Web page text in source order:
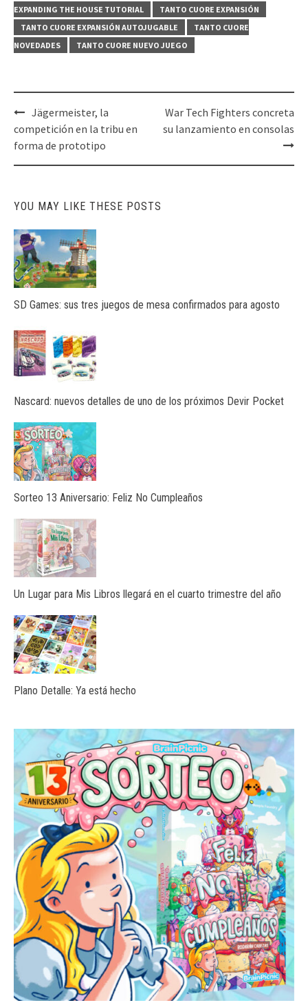
EXPANDING THE HOUSE TUTORIAL
TANTO CUORE EXPANSIÓN
TANTO CUORE EXPANSIÓN AUTOJUGABLE
TANTO CUORE
NOVEDADES
TANTO CUORE NUEVO JUEGO
Post
navigation
Jägermeister, la
competición en la tribu en
forma de prototipo
War Tech Fighters concreta
su lanzamiento en consolas
YOU MAY LIKE THESE POSTS
SD Games: sus tres juegos de mesa confirmados para agosto
Nascard: nuevos detalles de uno de los próximos Devir Pocket
Sorteo 13 Aniversario: Feliz No Cumpleaños
Un Lugar para Mis Libros llegará en el cuarto trimestre del año
Plano Detalle: Ya está hecho